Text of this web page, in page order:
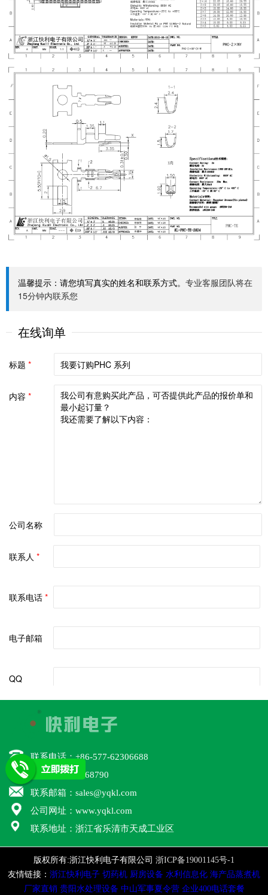
联系电话：+86-577-62306688
联系QQ：46668790
联系邮箱：sales@yqkl.com
公司网址：www.yqkl.com
联系地址：浙江省乐清市天成工业区
版权所有:浙江快利电子有限公司 浙ICP备19001145号-1
友情链接： 浙江快利电子 切药机 厨房设备 水利信息化 海产品蒸煮机
厂家直销 贵阳水处理设备 中山军事夏令营 企业400电话套餐